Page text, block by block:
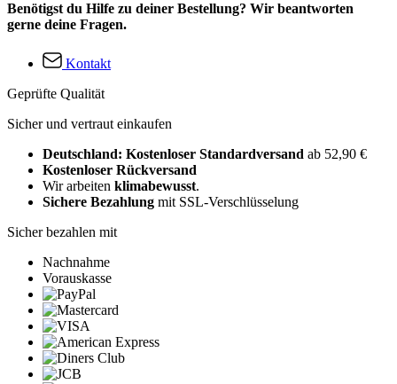
Benötigst du Hilfe zu deiner Bestellung? Wir beantworten
gerne deine Fragen.
Kontakt
Geprüfte Qualität
Sicher und vertraut einkaufen
Deutschland: Kostenloser Standardversand ab 52,90 €
Kostenloser Rückversand
Wir arbeiten klimabewusst.
Sichere Bezahlung mit SSL-Verschlüsselung
Sicher bezahlen mit
Nachnahme
Vorauskasse